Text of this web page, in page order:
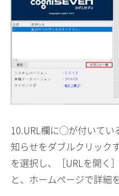
10.URL欄に◯が付いてい
知らせをダブルクリック
を選択し、［URLを開く
と、ホームページで詳細